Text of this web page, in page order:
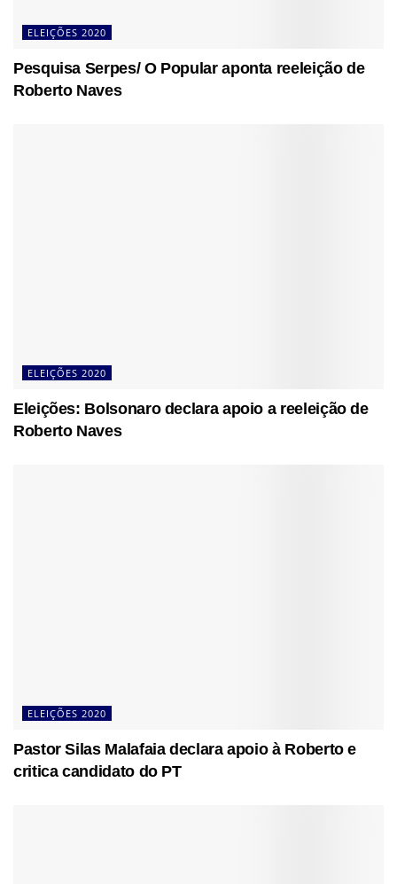
ELEIÇÕES 2020
Pesquisa Serpes/ O Popular aponta reeleição de
Roberto Naves
ELEIÇÕES 2020
Eleições: Bolsonaro declara apoio a reeleição de
Roberto Naves
ELEIÇÕES 2020
Pastor Silas Malafaia declara apoio à Roberto e
critica candidato do PT